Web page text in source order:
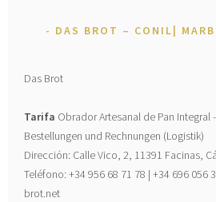
DAS BROT – CONIL|
Das Brot
Tarifa Obrador Artesanal de Pan Integral
Bestellungen und Rechnungen (Logistik)
Dirección: Calle Vico, 2, 11391 Facinas,
Teléfono: +34 956 68 71 78 | +34 696 056
brot.net